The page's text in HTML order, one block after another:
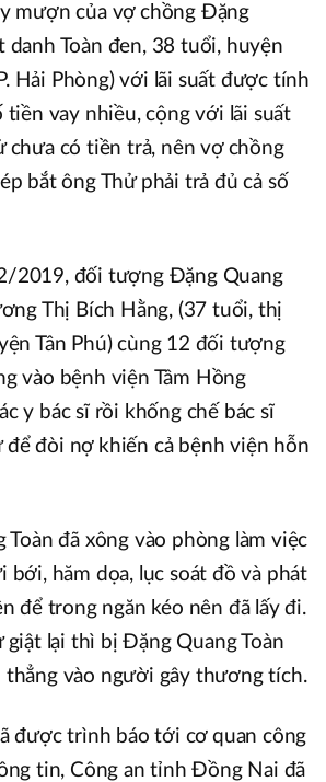
mượn của vợ chồng Đặng
danh Toàn đen, 38 tuổi, huyện
Hải Phòng) với lãi suất được tính
tiền vay nhiều, cộng với lãi suất
chưa có tiền trả, nên vợ chồng
bắt ông Thử phải trả đủ cả số
2019, đối tượng Đặng Quang
Thị Bích Hằng, (37 tuổi, thị
Tân Phú) cùng 12 đối tượng
vào bệnh viện Tâm Hồng
y bác sĩ rồi khống chế bác sĩ
để đòi nợ khiến cả bệnh viện hỗn
Toàn đã xông vào phòng làm việc
bới, hăm dọa, lục soát đồ và phát
để trong ngăn kéo nên đã lấy đi.
giật lại thì bị Đặng Quang Toàn
vào người gây thương tích.
được trình báo tới cơ quan công
tin, Công an tỉnh Đồng Nai đã